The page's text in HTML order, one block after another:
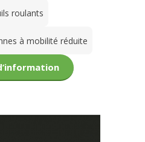
roulants
à mobilité réduite